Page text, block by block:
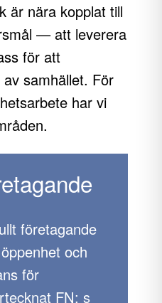
är nära kopplat till
— att leverera
för att
samhället. För
har vi
företagande
och
för
FN: s